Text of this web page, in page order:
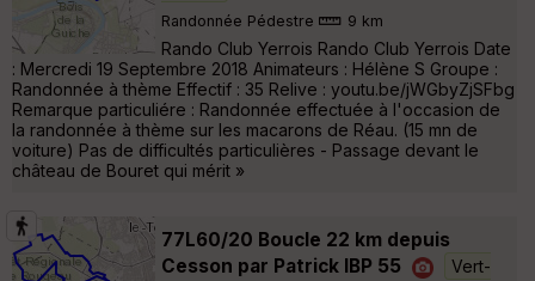
Randonnée Pédestre 9 km
Rando Club Yerrois Rando Club Yerrois Date
: Mercredi 19 Septembre 2018 Animateurs : Hélène S Groupe :
Randonnée à thème Effectif : 35 Relive : youtu.be/jWGbyZjSFbg
Remarque particuliére : Randonnée effectuée à l'occasion de
la randonnée à thème sur les macarons de Réau. (15 mn de
voiture) Pas de difficultés particulières - Passage devant le
château de Bouret qui mérit »
77L60/20 Boucle 22 km depuis
Cesson par Patrick IBP 55
Vert-